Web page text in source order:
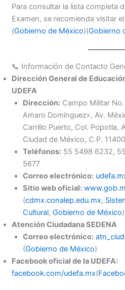
Para consultar la lista completa
Examen, se recomienda visitar
(Gobierno de México)(Gobierno
📞 Información de Contacto
Dirección General de
UDEFA
Dirección:Campo Militar No.
Amaro Domínguez», Av.
Carrillo Puerto, Col. Popotla,
Ciudad de México, C.P.
Teléfonos:55 5498 6232,
5677
Correo electrónico:
Sitio web oficial:
(cdmx.conalep.edu.mx,
Cultural, Gobierno de México)
Atención Ciudadana SEDENA
Correo electrónico:
(Gobierno de México)
Facebook oficial de la UDEFA:
facebook.com/udefa.mx(